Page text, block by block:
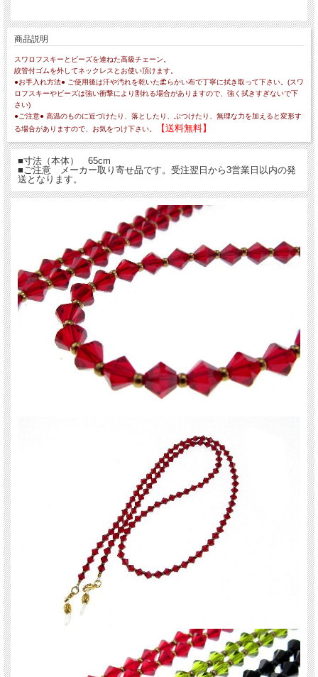
商品説明
スワロフスキーとビーズを連ねた高級チェーン。
絞管付ゴムを外してネックレスとお使い頂けます。
●お手入れ方法● ご使用後は汗や汚れを乾いた柔らかい布で丁寧に拭き取って下さい。(スワ
ロフスキーやビーズは強い衝撃により割れる場合がありますので、強く拭きすぎないで下
さい)
●ご注意● 高温のものに近づけたり、落としたり、ぶつけたり、無理な力を加えると変形す
る場合がありますので、お気をつけ下さい。
【送料無料】
■寸法（本体） 65cm
■ご注意 メーカー取り寄せ品です。受注翌日から3営業日以内の発
送となります。